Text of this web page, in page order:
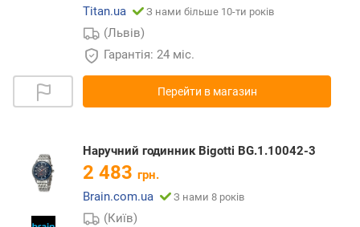
Titan.ua
З нами більше 10-ти років
(Львів)
Гарантія: 24 міс.
Перейти в магазин
Наручний годинник Bigotti BG.1.10042-3
2 483 грн.
Brain.com.ua
З нами 8 років
(Київ)